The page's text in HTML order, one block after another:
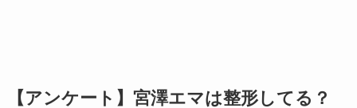
【アンケート】宮澤エマは整形してる？